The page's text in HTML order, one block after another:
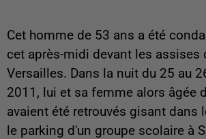
Cet homme de 53 ans a été
cet après-midi devant les assises
Versailles. Dans la nuit du 25 au
2011, lui et sa femme alors âgée
avaient été retrouvés gisant dans
le parking d'un groupe scolaire à